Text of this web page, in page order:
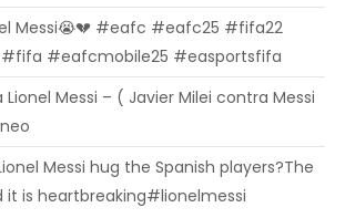
Messi😭💔 #eafc #eafc25 #fifa22
#eafcmobile25 #easportsfifa
Lionel Messi – ( Javier Milei contra Messi
Messi hug the Spanish players?The
it is heartbreaking#lionelmessi